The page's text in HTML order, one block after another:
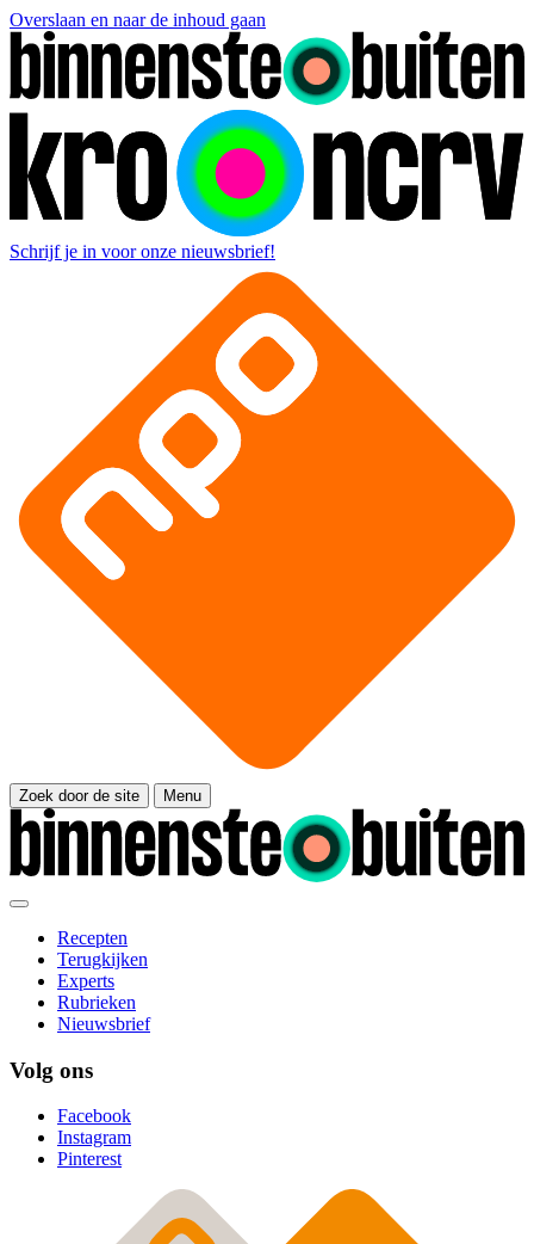
Overslaan en naar de inhoud gaan
Schrijf je in voor onze nieuwsbrief!
Zoek door de site Menu
Recepten
Terugkijken
Experts
Rubrieken
Nieuwsbrief
Volg ons
Facebook
Instagram
Pinterest